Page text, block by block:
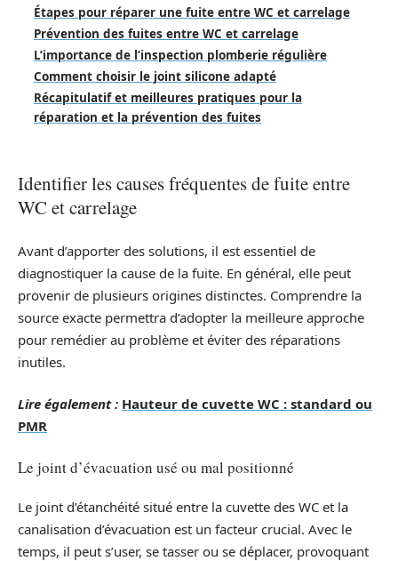
Étapes pour réparer une fuite entre WC et carrelage
Prévention des fuites entre WC et carrelage
L’importance de l’inspection plomberie régulière
Comment choisir le joint silicone adapté
Récapitulatif et meilleures pratiques pour la
réparation et la prévention des fuites
Identifier les causes fréquentes de fuite entre
WC et carrelage
Avant d’apporter des solutions, il est essentiel de
diagnostiquer la cause de la fuite. En général, elle peut
provenir de plusieurs origines distinctes. Comprendre la
source exacte permettra d’adopter la meilleure approche
pour remédier au problème et éviter des réparations
inutiles.
Lire également : Hauteur de cuvette WC : standard ou
PMR
Le joint d’évacuation usé ou mal positionné
Le joint d’étanchéité situé entre la cuvette des WC et la
canalisation d’évacuation est un facteur crucial. Avec le
temps, il peut s’user, se tasser ou se déplacer, provoquant